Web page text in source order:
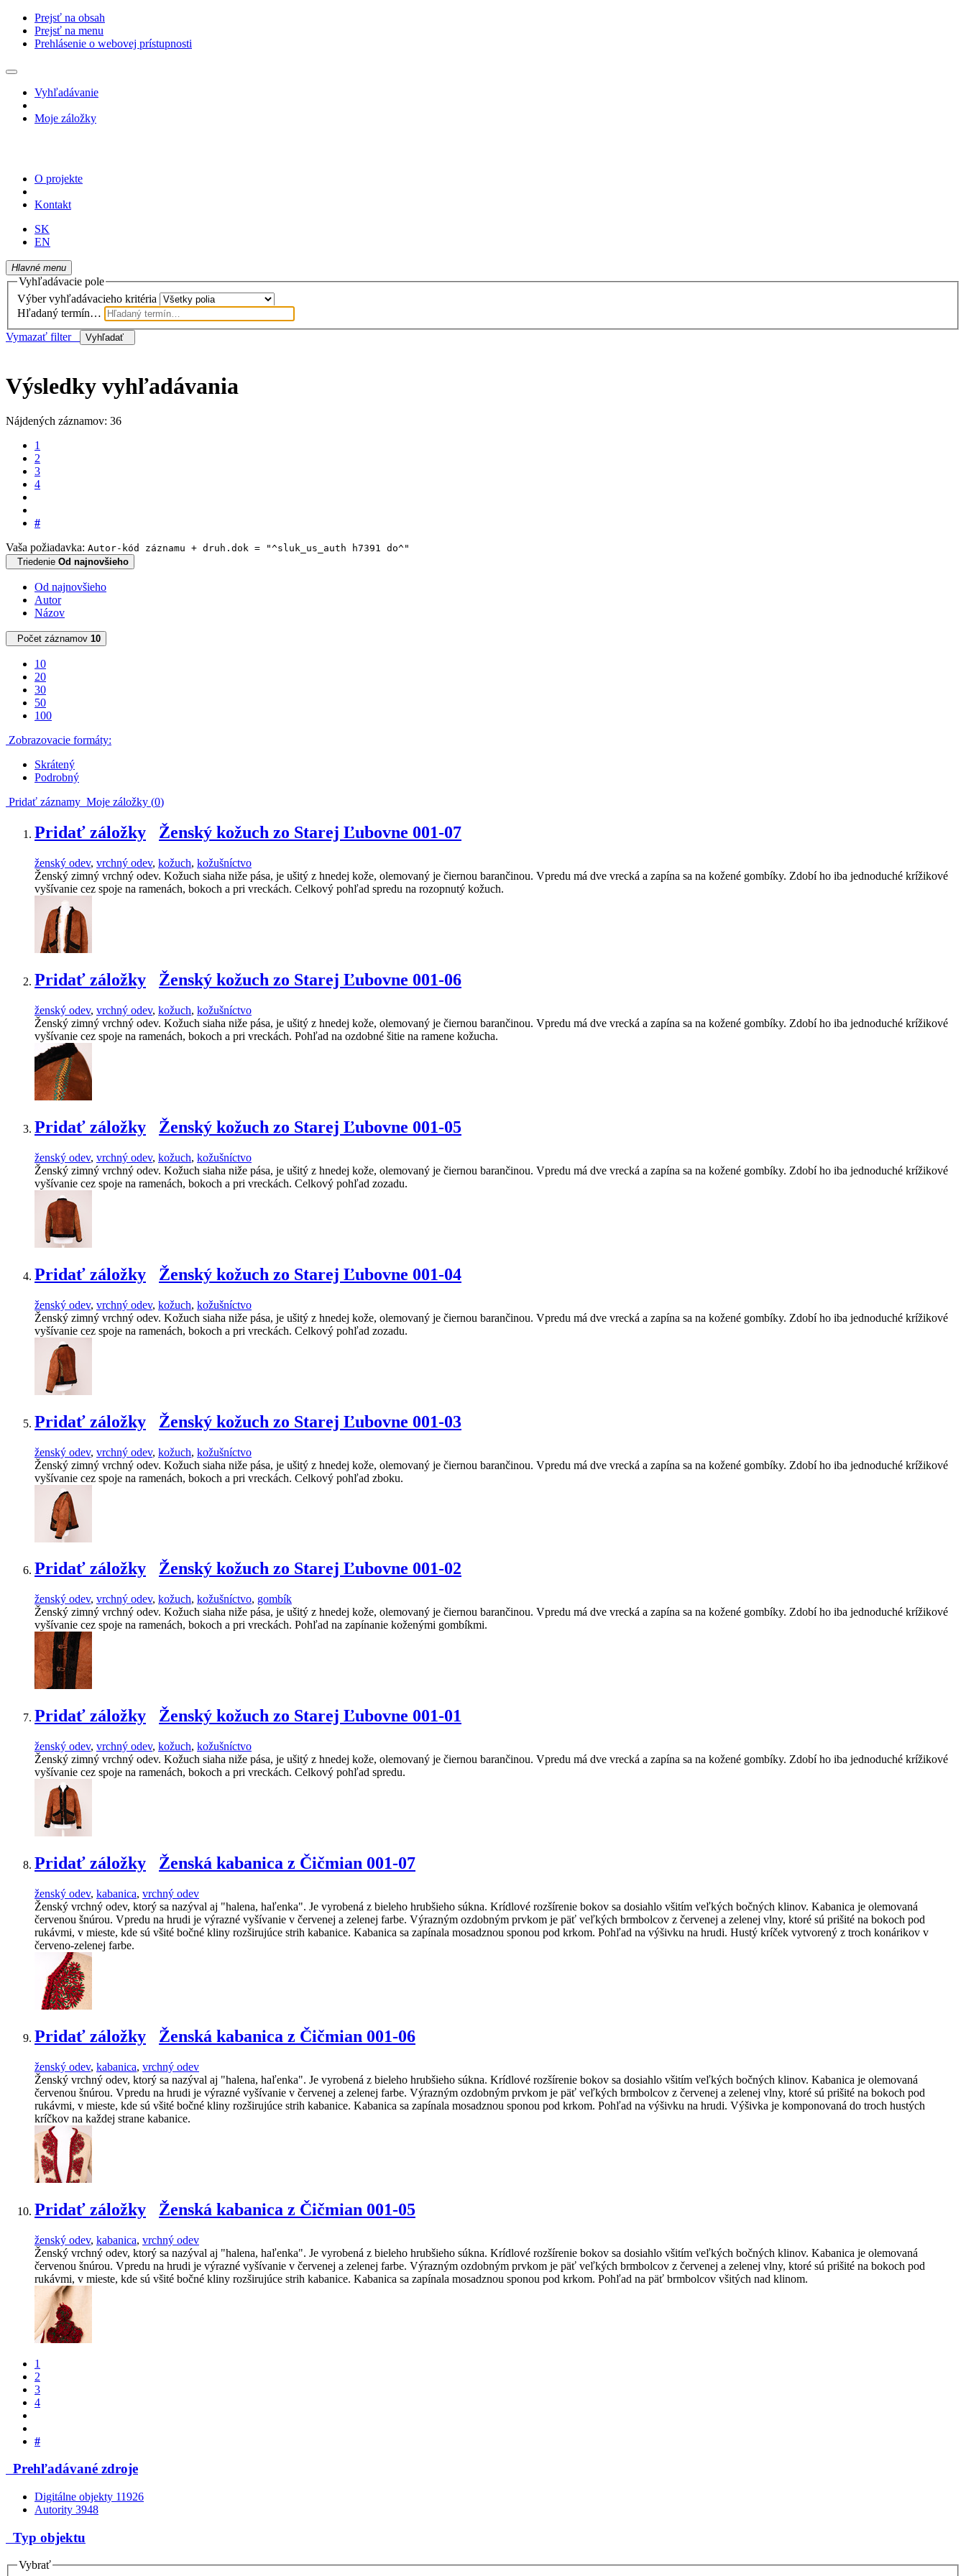
Prejsť na obsah
Prejsť na menu
Prehlásenie o webovej prístupnosti
Vyhľadávanie
Moje záložky
O projekte
Kontakt
SK
EN
Hlavné menu
Vyhľadávacie pole
Výber vyhľadávacieho kritéria
Hľadaný termín…
Vymazať filter
Vyhľadať
Výsledky vyhľadávania
Nájdených záznamov: 36
1
2
3
4
#
Vaša požiadavka: Autor-kód záznamu + druh.dok = "^sluk_us_auth h7391 do^"
Triedenie Od najnovšieho
Od najnovšieho
Autor
Názov
Počet záznamov 10
10
20
30
50
100
Zobrazovacie formáty:
Skrátený
Podrobný
Pridať záznamy Moje záložky (0)
Pridať záložky Ženský kožuch zo Starej Ľubovne 001-07
ženský odev, vrchný odev, kožuch, kožušníctvo
Ženský zimný vrchný odev. Kožuch siaha niže pása, je ušitý z hnedej kože, olemovaný je čiernou barančinou. Vpredu má dve vrecká a zapína sa na kožené gombíky. Zdobí ho iba jednoduché krížikové
vyšívanie cez spoje na ramenách, bokoch a pri vreckách. Celkový pohľad spredu na rozopnutý kožuch.
Pridať záložky Ženský kožuch zo Starej Ľubovne 001-06
ženský odev, vrchný odev, kožuch, kožušníctvo
Ženský zimný vrchný odev. Kožuch siaha niže pása, je ušitý z hnedej kože, olemovaný je čiernou barančinou. Vpredu má dve vrecká a zapína sa na kožené gombíky. Zdobí ho iba jednoduché krížikové
vyšívanie cez spoje na ramenách, bokoch a pri vreckách. Pohľad na ozdobné šitie na ramene kožucha.
Pridať záložky Ženský kožuch zo Starej Ľubovne 001-05
ženský odev, vrchný odev, kožuch, kožušníctvo
Ženský zimný vrchný odev. Kožuch siaha niže pása, je ušitý z hnedej kože, olemovaný je čiernou barančinou. Vpredu má dve vrecká a zapína sa na kožené gombíky. Zdobí ho iba jednoduché krížikové
vyšívanie cez spoje na ramenách, bokoch a pri vreckách. Celkový pohľad zozadu.
Pridať záložky Ženský kožuch zo Starej Ľubovne 001-04
ženský odev, vrchný odev, kožuch, kožušníctvo
Ženský zimný vrchný odev. Kožuch siaha niže pása, je ušitý z hnedej kože, olemovaný je čiernou barančinou. Vpredu má dve vrecká a zapína sa na kožené gombíky. Zdobí ho iba jednoduché krížikové
vyšívanie cez spoje na ramenách, bokoch a pri vreckách. Celkový pohľad zozadu.
Pridať záložky Ženský kožuch zo Starej Ľubovne 001-03
ženský odev, vrchný odev, kožuch, kožušníctvo
Ženský zimný vrchný odev. Kožuch siaha niže pása, je ušitý z hnedej kože, olemovaný je čiernou barančinou. Vpredu má dve vrecká a zapína sa na kožené gombíky. Zdobí ho iba jednoduché krížikové
vyšívanie cez spoje na ramenách, bokoch a pri vreckách. Celkový pohľad zboku.
Pridať záložky Ženský kožuch zo Starej Ľubovne 001-02
ženský odev, vrchný odev, kožuch, kožušníctvo, gombík
Ženský zimný vrchný odev. Kožuch siaha niže pása, je ušitý z hnedej kože, olemovaný je čiernou barančinou. Vpredu má dve vrecká a zapína sa na kožené gombíky. Zdobí ho iba jednoduché krížikové
vyšívanie cez spoje na ramenách, bokoch a pri vreckách. Pohľad na zapínanie koženými gombíkmi.
Pridať záložky Ženský kožuch zo Starej Ľubovne 001-01
ženský odev, vrchný odev, kožuch, kožušníctvo
Ženský zimný vrchný odev. Kožuch siaha niže pása, je ušitý z hnedej kože, olemovaný je čiernou barančinou. Vpredu má dve vrecká a zapína sa na kožené gombíky. Zdobí ho iba jednoduché krížikové
vyšívanie cez spoje na ramenách, bokoch a pri vreckách. Celkový pohľad spredu.
Pridať záložky Ženská kabanica z Čičmian 001-07
ženský odev, kabanica, vrchný odev
Ženský vrchný odev, ktorý sa nazýval aj "halena, haľenka". Je vyrobená z bieleho hrubšieho súkna. Krídlové rozšírenie bokov sa dosiahlo všitím veľkých bočných klinov. Kabanica je olemovaná
červenou šnúrou. Vpredu na hrudi je výrazné vyšívanie v červenej a zelenej farbe. Výrazným ozdobným prvkom je päť veľkých brmbolcov z červenej a zelenej vlny, ktoré sú prišité na bokoch pod
rukávmi, v mieste, kde sú všité bočné kliny rozširujúce strih kabanice. Kabanica sa zapínala mosadznou sponou pod krkom. Pohľad na výšivku na hrudi. Hustý kríček vytvorený z troch konárikov v
červeno-zelenej farbe.
Pridať záložky Ženská kabanica z Čičmian 001-06
ženský odev, kabanica, vrchný odev
Ženský vrchný odev, ktorý sa nazýval aj "halena, haľenka". Je vyrobená z bieleho hrubšieho súkna. Krídlové rozšírenie bokov sa dosiahlo všitím veľkých bočných klinov. Kabanica je olemovaná
červenou šnúrou. Vpredu na hrudi je výrazné vyšívanie v červenej a zelenej farbe. Výrazným ozdobným prvkom je päť veľkých brmbolcov z červenej a zelenej vlny, ktoré sú prišité na bokoch pod
rukávmi, v mieste, kde sú všité bočné kliny rozširujúce strih kabanice. Kabanica sa zapínala mosadznou sponou pod krkom. Pohľad na výšivku na hrudi. Výšivka je komponovaná do troch hustých
kríčkov na každej strane kabanice.
Pridať záložky Ženská kabanica z Čičmian 001-05
ženský odev, kabanica, vrchný odev
Ženský vrchný odev, ktorý sa nazýval aj "halena, haľenka". Je vyrobená z bieleho hrubšieho súkna. Krídlové rozšírenie bokov sa dosiahlo všitím veľkých bočných klinov. Kabanica je olemovaná
červenou šnúrou. Vpredu na hrudi je výrazné vyšívanie v červenej a zelenej farbe. Výrazným ozdobným prvkom je päť veľkých brmbolcov z červenej a zelenej vlny, ktoré sú prišité na bokoch pod
rukávmi, v mieste, kde sú všité bočné kliny rozširujúce strih kabanice. Kabanica sa zapínala mosadznou sponou pod krkom. Pohľad na päť brmbolcov všitých nad klinom.
1
2
3
4
#
Prehľadávané zdroje
Digitálne objekty 11926
Autority 3948
Typ objektu
Vybrať